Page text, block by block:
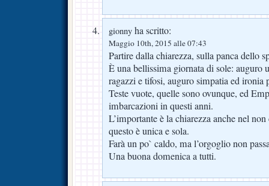
gionny ha scritto:
Maggio 10th, 2015 alle 07:43
Partire dalla chiarezza, sulla panca dello
È una bellissima giornata di sole: auguro
ragazzi e tifosi, auguro simpatia ed ironia
Teste vuote, quelle sono ovunque, ed
imbarcazioni in questi anni.
L’importante è la chiarezza anche nel
questo è unica e sola.
Farà un po` caldo, ma l’orgoglio non
Una buona domenica a tutti.